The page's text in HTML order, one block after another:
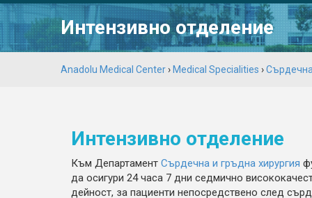
Интензивно отделение
Anadolu Medical Center› Medical Specialities ›
Интензивно отделение
Към Департамент Сърдечна и гръдна хирургия
да осигури 24 часа 7 дни седмично
дейност, за пациенти непосредствено след